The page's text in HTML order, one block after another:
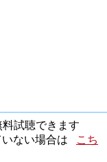
試聴できます
ない場合は
こち